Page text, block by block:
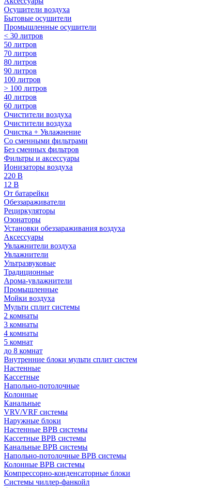
Осушители воздуха
Бытовые осушители
Промышленные осушители
< 30 литров
50 литров
70 литров
80 литров
90 литров
100 литров
> 100 литров
40 литров
60 литров
Очистители воздуха
Очистители воздуха
Очистка + Увлажнение
Cо сменными фильтрами
Без сменных фильтров
Фильтры и аксессуары
Ионизаторы воздуха
220 В
12 В
От батарейки
Обеззараживатели
Рециркуляторы
Озонаторы
Установки обеззараживания воздуха
Аксессуары
Увлажнители воздуха
Увлажнители
Ультразвуковые
Традиционные
Арома-увлажнители
Промышленные
Мойки воздуха
Мульти сплит системы
2 комнаты
3 комнаты
4 комнаты
5 комнат
до 8 комнат
Внутренние блоки мульти сплит систем
Настенные
Кассетные
Напольно-потолочные
Колонные
Канальные
VRV/VRF системы
Наружные блоки
Настенные ВРВ системы
Кассетные ВРВ системы
Канальные ВРВ системы
Напольно-потолочные ВРВ системы
Колонные ВРВ системы
Компрессорно-конденсаторные блоки
Системы чиллер-фанкойл